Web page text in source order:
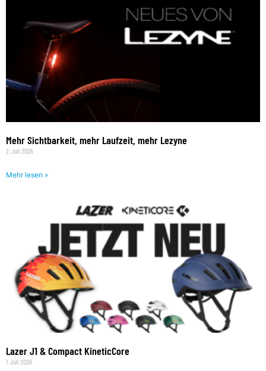
Mehr Sichtbarkeit, mehr Laufzeit, mehr Lezyne
2. Juli 2026
Mehr lesen »
Lazer J1 & Compact KineticCore
1. Juli 2026